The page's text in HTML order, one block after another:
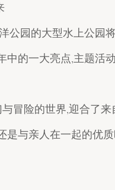
公园的大型水上公园
中的一大亮点,主题活
冒险的世界,迎合了
是与亲人在一起的优